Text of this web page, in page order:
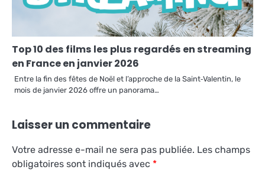
Top 10 des films les plus regardés en streaming
en France en janvier 2026
Entre la fin des fêtes de Noël et l’approche de la Saint‑Valentin, le
mois de janvier 2026 offre un panorama…
Laisser un commentaire
Votre adresse e-mail ne sera pas publiée. Les champs
obligatoires sont indiqués avec *